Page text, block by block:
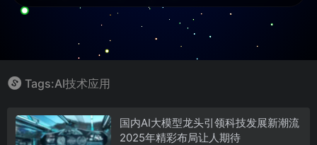
Tags:AI技术应用
国内AI大模型龙头引领科技发展新潮流
2025年精彩布局让人期待